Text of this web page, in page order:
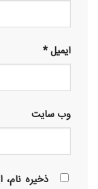
ایمیل*
وب‌ سایت
ذخیره